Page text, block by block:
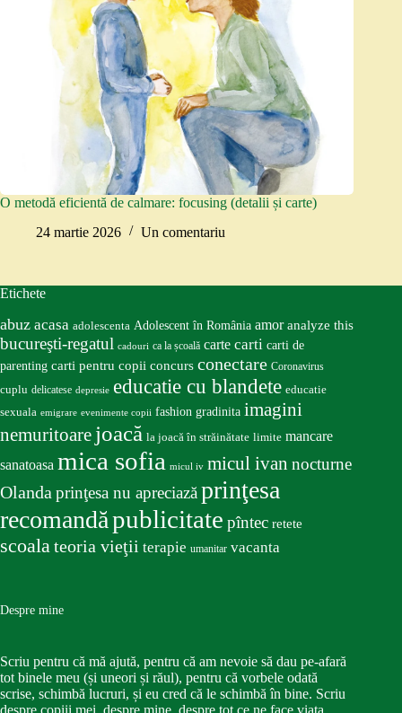
O metodă eficientă de calmare: focusing (detalii și carte)
24 martie 2026
Un comentariu
Etichete
abuz acasa adolescenta Adolescent în România amor analyze this
bucureşti-regatul cadouri ca la școală carte carti carti de
parenting carti pentru copii concurs conectare Coronavirus
cuplu delicatese depresie educatie cu blandete educatie
sexuala emigrare evenimente copii fashion gradinita imagini
nemuritoare joacă la joacă în străinătate limite mancare
sanatoasa mica sofia micul iv micul ivan nocturne
Olanda prinţesa nu apreciază prinţesa
recomandăpublicitate pîntec retete
scoala teoria vieţii terapie umanitar vacanta
Despre mine
Scriu pentru că mă ajută, pentru că am nevoie să dau pe-afară
tot binele meu (și uneori și răul), pentru că vorbele odată
scrise, schimbă lucruri, și eu cred că le schimbă în bine. Scriu
despre copiii mei, despre mine, despre tot ce ne face viața